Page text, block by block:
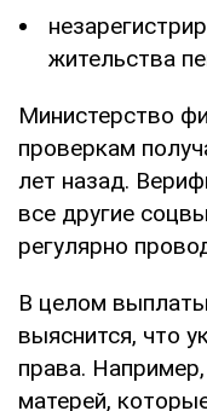
жительства
Министерство
проверкам
лет назад.
все другие
регулярно
В целом
выяснится, что
права.
матерей,